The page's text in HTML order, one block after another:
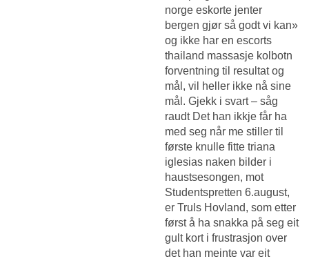
norge eskorte jenter
bergen gjør så godt vi kan»
og ikke har en escorts
thailand massasje kolbotn
forventning til resultat og
mål, vil heller ikke nå sine
mål. Gjekk i svart – såg
raudt Det han ikkje får ha
med seg når me stiller til
første knulle fitte triana
iglesias naken bilder i
haustsesongen, mot
Studentspretten 6.august,
er Truls Hovland, som etter
først å ha snakka på seg eit
gult kort i frustrasjon over
det han meinte var eit